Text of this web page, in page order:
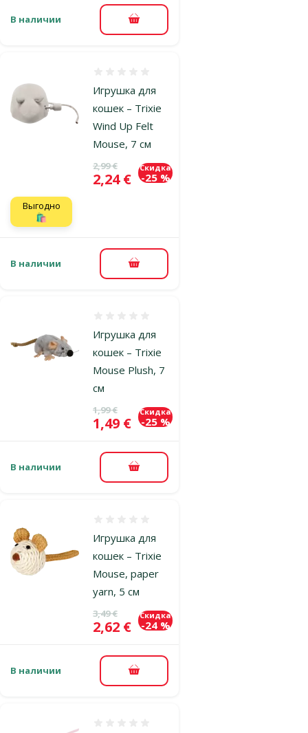
В наличии В корзину
Игрушка для
кошек – Trixie
Wind Up Felt
Mouse, 7 см
Исходная цена
2,99 €
Цена
2,24 €
Скидка
-25 %
Выгодно
🛍️
В наличии В корзину
Игрушка для
кошек – Trixie
Mouse Plush, 7
см
Исходная цена
1,99 €
Цена
1,49 €
Скидка
-25 %
В наличии В корзину
Игрушка для
кошек – Trixie
Mouse, paper
yarn, 5 см
Исходная цена
3,49 €
Цена
2,62 €
Скидка
-24 %
В наличии В корзину